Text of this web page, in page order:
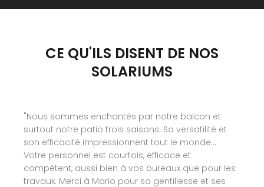
CE QU'ILS DISENT DE NOS
SOLARIUMS
"Une magnifique expérience avec cette
compagnie! Nous sommes très heureux de notre
produit, excellent service de Nicolas et surtout du
service après vente! Merci à vous tous!"
Line Fontaine